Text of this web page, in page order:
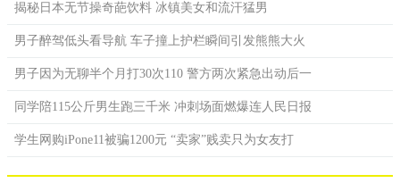
揭秘日本无节操奇葩饮料 冰镇美女和流汗猛男
男子醉驾低头看导航 车子撞上护栏瞬间引发熊熊大火
男子因为无聊半个月打30次110 警方两次紧急出动后一
同学陪115公斤男生跑三千米 冲刺场面燃爆连人民日报
学生网购iPone11被骗1200元 “卖家”贱卖只为女友打